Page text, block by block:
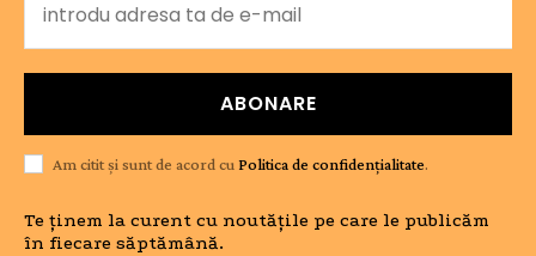
ABONARE
Am citit și sunt de acord cu Politica de confidențialitate.
Te ținem la curent cu noutățile pe care le publicăm
în fiecare săptămână.